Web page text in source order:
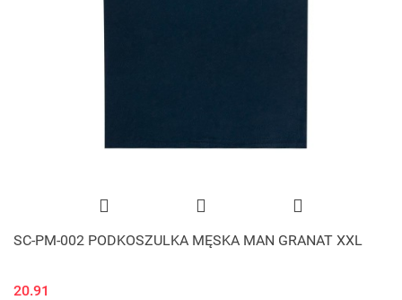
SC-PM-002 PODKOSZULKA MĘSKA MAN GRANAT XXL
20.91